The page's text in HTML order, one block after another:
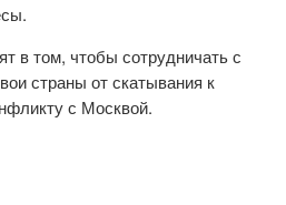
в том, чтобы сотрудничать с
страны от скатывания к
с Москвой.